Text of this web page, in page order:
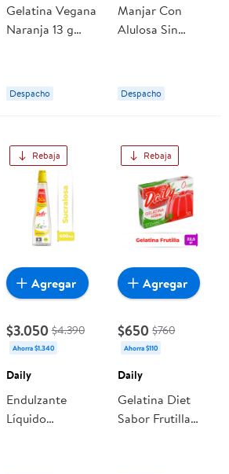
Gelatina Vegana
Naranja 13 g
Despacho
Manjar Con
Alulosa Sin
Despacho
Rebaja
$3.050 $4.390
Ahorra $1.340
Daily
Endulzante
Líquido
Agregar
Rebaja
$650 $760
Ahorra $110
Daily
Gelatina Diet
Sabor Frutilla
Agregar